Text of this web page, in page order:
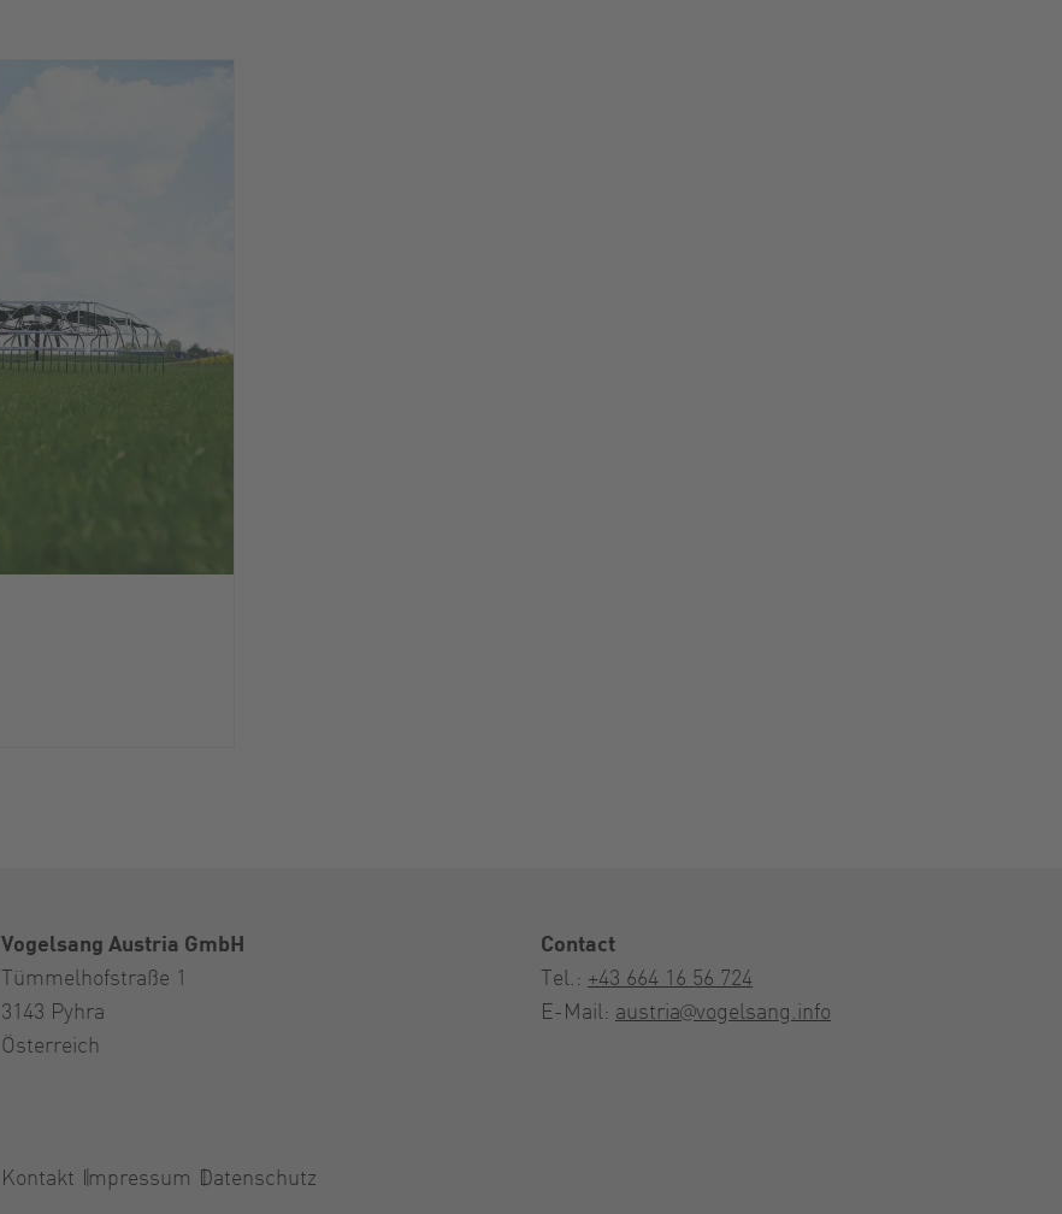
Vogelsang Austria GmbH
Tümmelhofstraße 1
3143 Pyhra
Österreich
Contact
Tel.: +43 664 16 56 724
E-Mail: austria@vogelsang.info
Kontakt Impressum Datenschutz